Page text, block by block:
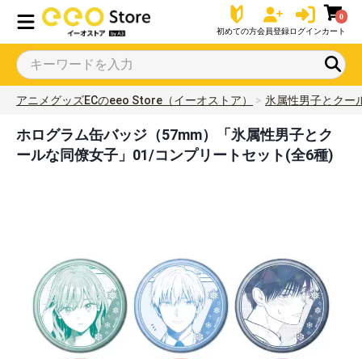
初めての方会員登録ログイン
0
カート
アニメグッズECのeeo Store（イーオストア） 氷属性男子とクー
ホログラム缶バッジ（57mm）「氷属性男子とク
ールな同僚女子」01/コンプリートセット(全6種)